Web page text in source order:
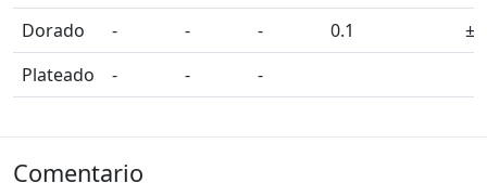
Dorado
- - - 0.1
Plateado
- - -
Comentario